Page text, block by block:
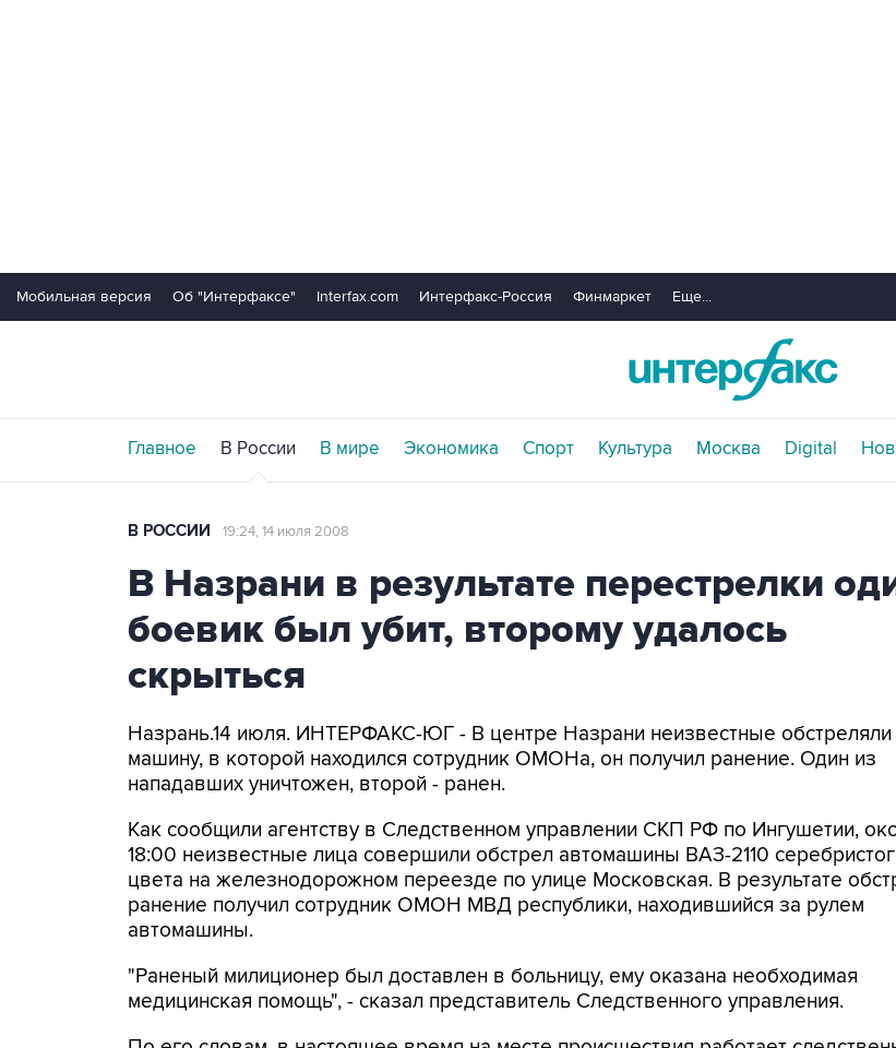
Мобильная версия Об "Интерфаксе" Interfax.com Интерфакс-Россия Финмаркет Еще...
Главное В России В мире Экономика Спорт Культура Москва Digital
В РОССИИ 19:24, 14 июля 2008
В Назрани в результате перестрелки
боевик был убит, второму удалось
скрыться
Назрань.14 июля. ИНТЕРФАКС-ЮГ - В центре Назрани неизвестные обстреляли
машину, в которой находился сотрудник ОМОНа, он получил ранение. Один из
нападавших уничтожен, второй - ранен.
Как сообщили агентству в Следственном управлении СКП РФ по Ингушетии,
18:00 неизвестные лица совершили обстрел автомашины ВАЗ-2110
цвета на железнодорожном переезде по улице Московская. В результате
ранение получил сотрудник ОМОН МВД республики, находившийся за рулем
автомашины.
"Раненый милиционер был доставлен в больницу, ему оказана необходимая
медицинская помощь", - сказал представитель Следственного управления.